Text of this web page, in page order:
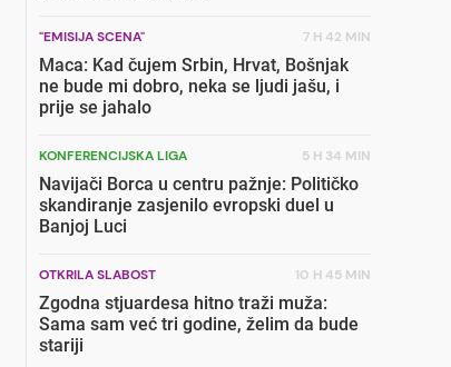
"EMISIJA SCENA" 7 H 42 MIN
Maca: Kad čujem Srbin, Hrvat, Bošnjak
ne bude mi dobro, neka se ljudi jašu, i
prije se jahalo
KONFERENCIJSKA LIGA 5 H 34 MIN
Navijači Borca u centru pažnje: Političko
skandiranje zasjenilo evropski duel u
Banjoj Luci
OTKRILA SLABOST 10 H 45 MIN
Zgodna stjuardesa hitno traži muža:
Sama sam već tri godine, želim da bude
stariji